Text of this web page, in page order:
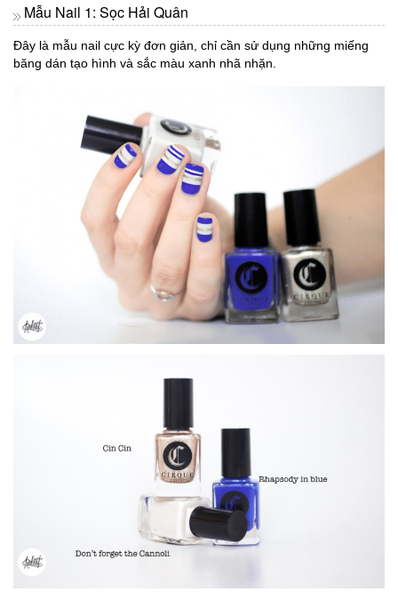
Mẫu Nail 1: Sọc Hải Quân
Đây là mẫu nail cực kỳ đơn giản, chỉ cần sử dụng những miếng
băng dán tạo hình và sắc màu xanh nhã nhặn.